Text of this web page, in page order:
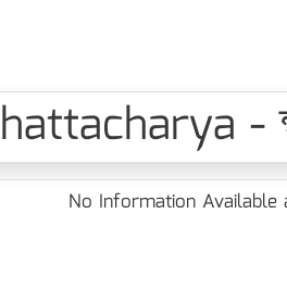
-
No Information Available